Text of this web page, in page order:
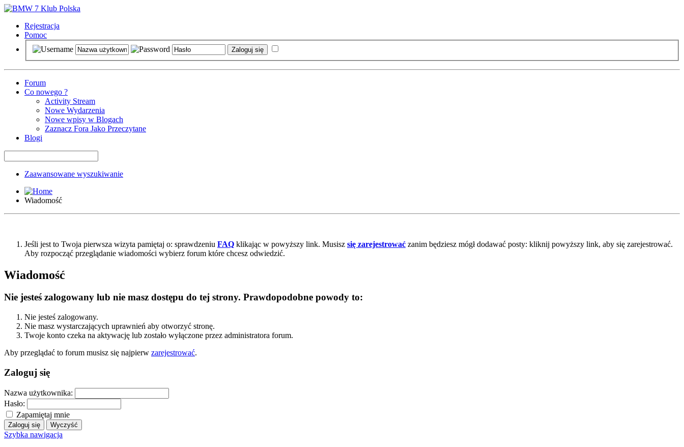
Rejestracja
Pomoc
Forum
Co nowego ?
Activity Stream
Nowe Wydarzenia
Nowe wpisy w Blogach
Zaznacz Fora Jako Przeczytane
Blogi
Zaawansowane wyszukiwanie
Wiadomość
Jeśli jest to Twoja pierwsza wizyta pamiętaj o: sprawdzeniu FAQ klikając w powyższy link. Musisz się zarejestrować zanim będziesz mógł dodawać posty: kliknij powyższy link, aby się zarejestrować.
Aby rozpocząć przeglądanie wiadomości wybierz forum które chcesz odwiedzić.
Wiadomość
Nie jesteś zalogowany lub nie masz dostępu do tej strony. Prawdopodobne powody to:
Nie jesteś zalogowany.
Nie masz wystarczających uprawnień aby otworzyć stronę.
Twoje konto czeka na aktywację lub zostało wyłączone przez administratora forum.
Aby przeglądać to forum musisz się najpierw zarejestrować.
Zaloguj się
Nazwa użytkownika:
Hasło:
Zapamiętaj mnie
Szybka nawigacja